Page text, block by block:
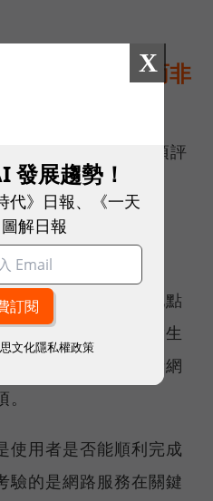
是長期穩定、而非
最具代表性的兩項評
Reliability
性（Consistent
映單一時間、單一地點
更重視使用者在真實生
是最能反映電信業者網
使用者是否能順利完成
驗的是網路服務在關鍵
X
發展趨勢！
代》日報、《一天
解日報
文化隱私權政策